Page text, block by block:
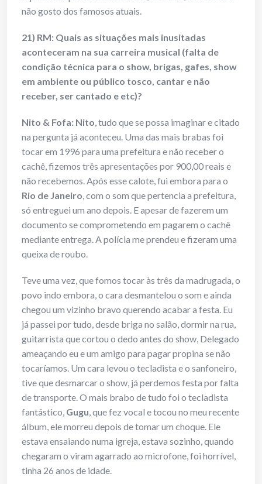
não gosto dos famosos atuais.
21) RM: Quais as situações mais inusitadas
aconteceram na sua carreira musical (falta de
condição técnica para o show, brigas, gafes, show
em ambiente ou público tosco, cantar e não
receber, ser cantado e etc)?
Nito & Fofa: Nito, tudo que se possa imaginar e citado
na pergunta já aconteceu. Uma das mais brabas foi
tocar em 1996 para uma prefeitura e não receber o
cachê, fizemos três apresentações por 900,00 reais e
não recebemos. Após esse calote, fui embora para o
Rio de Janeiro, com o som que pertencia a prefeitura,
só entreguei um ano depois. E apesar de fazerem um
documento se comprometendo em pagarem o cachê
mediante entrega. A polícia me prendeu e fizeram uma
queixa de roubo.
Teve uma vez, que fomos tocar às três da madrugada, o
povo indo embora, o cara desmantelou o som e ainda
chegou um vizinho bravo querendo acabar a festa. Eu
já passei por tudo, desde briga no salão, dormir na rua,
guitarrista que cortou o dedo antes do show, Delegado
ameaçando eu e um amigo para pagar propina se não
tocaríamos. Um cara levou o tecladista e o sanfoneiro,
tive que desmarcar o show, já perdemos festa por falta
de transporte. O mais brabo de tudo foi o tecladista
fantástico, Gugu, que fez vocal e tocou no meu recente
álbum, ele morreu depois de tomar um choque. Ele
estava ensaiando numa igreja, estava sozinho, quando
chegaram o viram agarrado ao microfone, foi horrível,
tinha 26 anos de idade.